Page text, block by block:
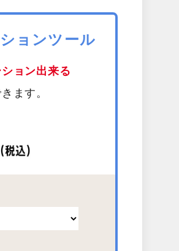
ョンツール
ョン出来る
ます。